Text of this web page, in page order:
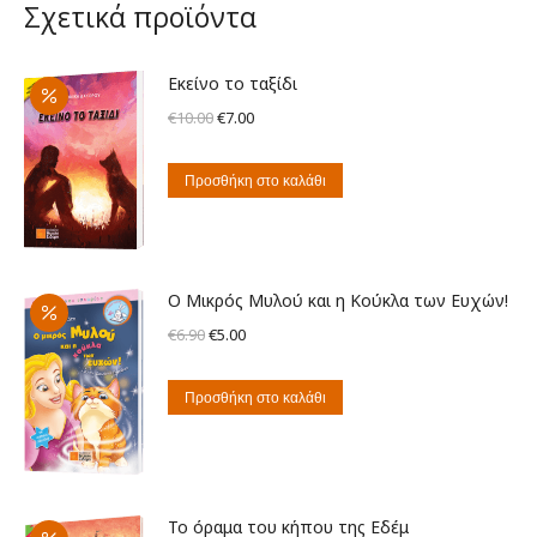
Σχετικά προϊόντα
Εκείνο το ταξίδι
€10.00Original
was:
€7.00Η
τιμή
Προσθήκη στο καλάθι
Ο Μικρός Μυλού και η Κούκλα των Ευχών!
€6.90Original
was:
€5.00Η
τιμή
Προσθήκη στο καλάθι
Το όραμα του κήπου της Εδέμ